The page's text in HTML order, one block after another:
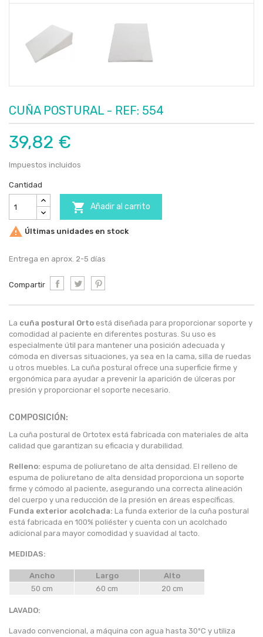
CUÑA POSTURAL - REF: 554
39,82 €
Impuestos incluidos
Cantidad
 Añadir al carrito
 Últimas unidades en stock
Entrega en aprox. 2-5 días
Compartir
La cuña postural Orto está diseñada para proporcionar soporte y
comodidad al paciente en diferentes posturas. Su uso es
especialmente útil para mantener una posición adecuada y
cómoda en diversas situaciones, ya sea en la cama, silla de ruedas
u otros muebles. La cuña postural ofrece una superficie firme y
ergonómica para ayudar a prevenir la aparición de úlceras por
presión y proporcionar el soporte necesario.
COMPOSICIÓN:
La cuña postural de Ortotex está fabricada con materiales de alta
calidad que garantizan su eficacia y durabilidad.
Relleno: espuma de poliuretano de alta densidad. El relleno de
espuma de poliuretano de alta densidad proporciona un soporte
firme y cómodo al paciente, asegurando una correcta alineación
del cuerpo y una reducción de la presión en áreas específicas.
Funda exterior acolchada: La funda exterior de la cuña postural
está fabricada en 100% poliéster y cuenta con un acolchado
adicional para mayor comodidad y suavidad al tacto.
MEDIDAS:
Ancho Largo
Alto
50 cm
60 cm 20 cm
LAVADO:
Lavado convencional, a máquina con agua hasta 30ºC y utiliza